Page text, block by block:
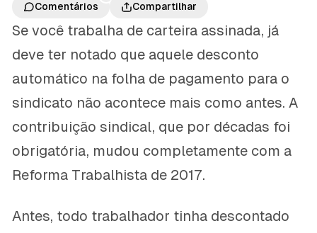
Comentários
Compartilhar
Se você trabalha de carteira assinada, já
deve ter notado que aquele desconto
automático na folha de pagamento para o
sindicato não acontece mais como antes. A
contribuição sindical, que por décadas foi
obrigatória, mudou completamente com a
Reforma Trabalhista de 2017.
Antes, todo trabalhador tinha descontado